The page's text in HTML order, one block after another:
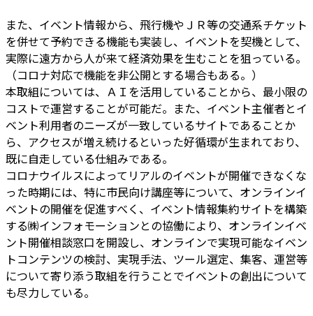
また、イベント情報から、飛行機やＪＲ等の交通系チケット
を併せて予約できる機能も実装し、イベントを契機として、
実際に遠方から人が来て経済効果を生むことを狙っている。
（コロナ対応で機能を非公開とする場合もある。）
本取組については、ＡＩを活用していることから、最小限の
コストで運営することが可能だ。また、イベント主催者とイ
ベント利用者のニーズが一致しているサイトであることか
ら、アクセスが増え続けるといった好循環が生まれており、
既に自走している仕組みである。
コロナウイルスによってリアルのイベントが開催できなくな
った時期には、特に市民向け講座等について、オンラインイ
ベントの開催を促進すべく、イベント情報集約サイトを構築
する㈱インフォモーションとの協働により、オンラインイベ
ント開催相談窓口を開設し、オンラインで実現可能なイベン
トコンテンツの検討、実現手法、ツール選定、集客、運営等
について寄り添う取組を行うことでイベントの創出について
も尽力している。